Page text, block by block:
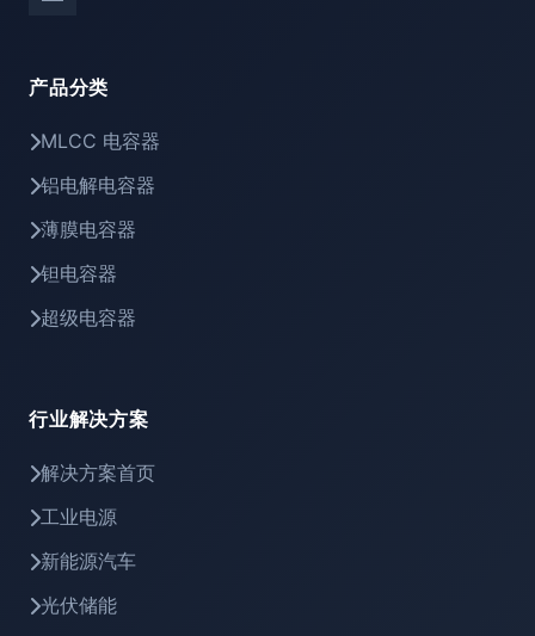
产品分类
MLCC 电容器
铝电解电容器
薄膜电容器
钽电容器
超级电容器
行业解决方案
解决方案首页
工业电源
新能源汽车
光伏储能